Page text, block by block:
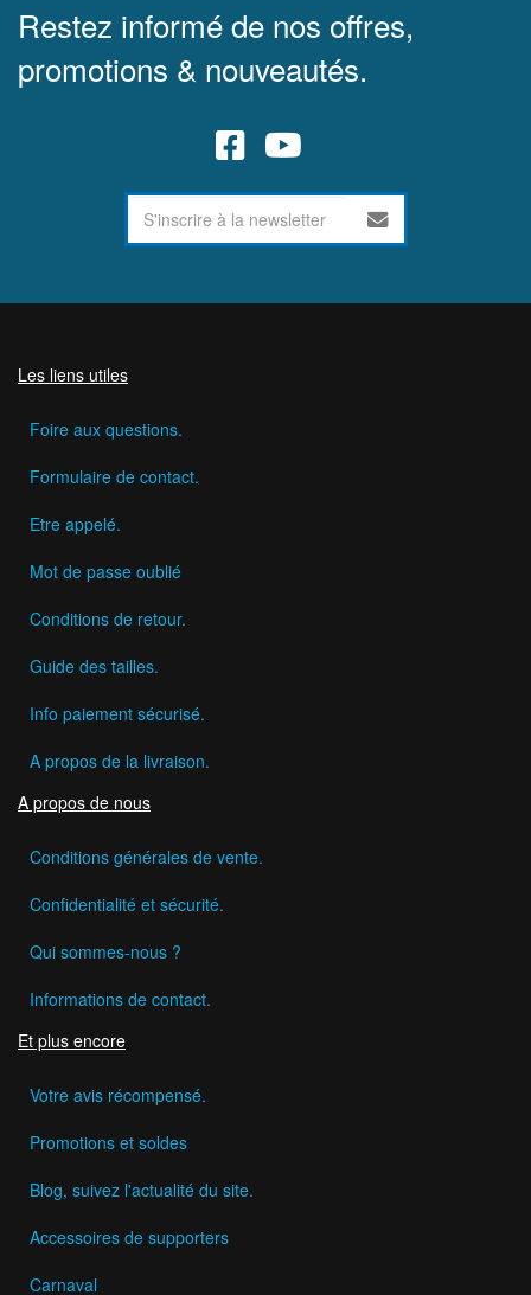
Restez informé de nos offres,
promotions & nouveautés.
Les liens utiles
Foire aux questions.
Formulaire de contact.
Etre appelé.
Mot de passe oublié
Conditions de retour.
Guide des tailles.
Info paiement sécurisé.
A propos de la livraison.
A propos de nous
Conditions générales de vente.
Confidentialité et sécurité.
Qui sommes-nous ?
Informations de contact.
Et plus encore
Votre avis récompensé.
Promotions et soldes
Blog, suivez l'actualité du site.
Accessoires de supporters
Carnaval